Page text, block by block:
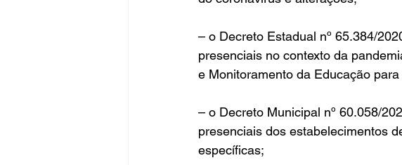
– o Decreto Estadual nº 65.384/
presenciais no contexto da
e Monitoramento da Educação
– o Decreto Municipal nº 60.058/
presenciais dos estabelecimentos
específicas;